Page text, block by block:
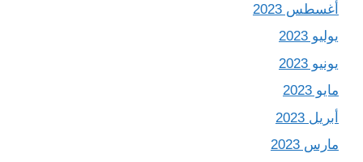
أغسطس 2023
يوليو 2023
يونيو 2023
مايو 2023
أبريل 2023
مارس 2023